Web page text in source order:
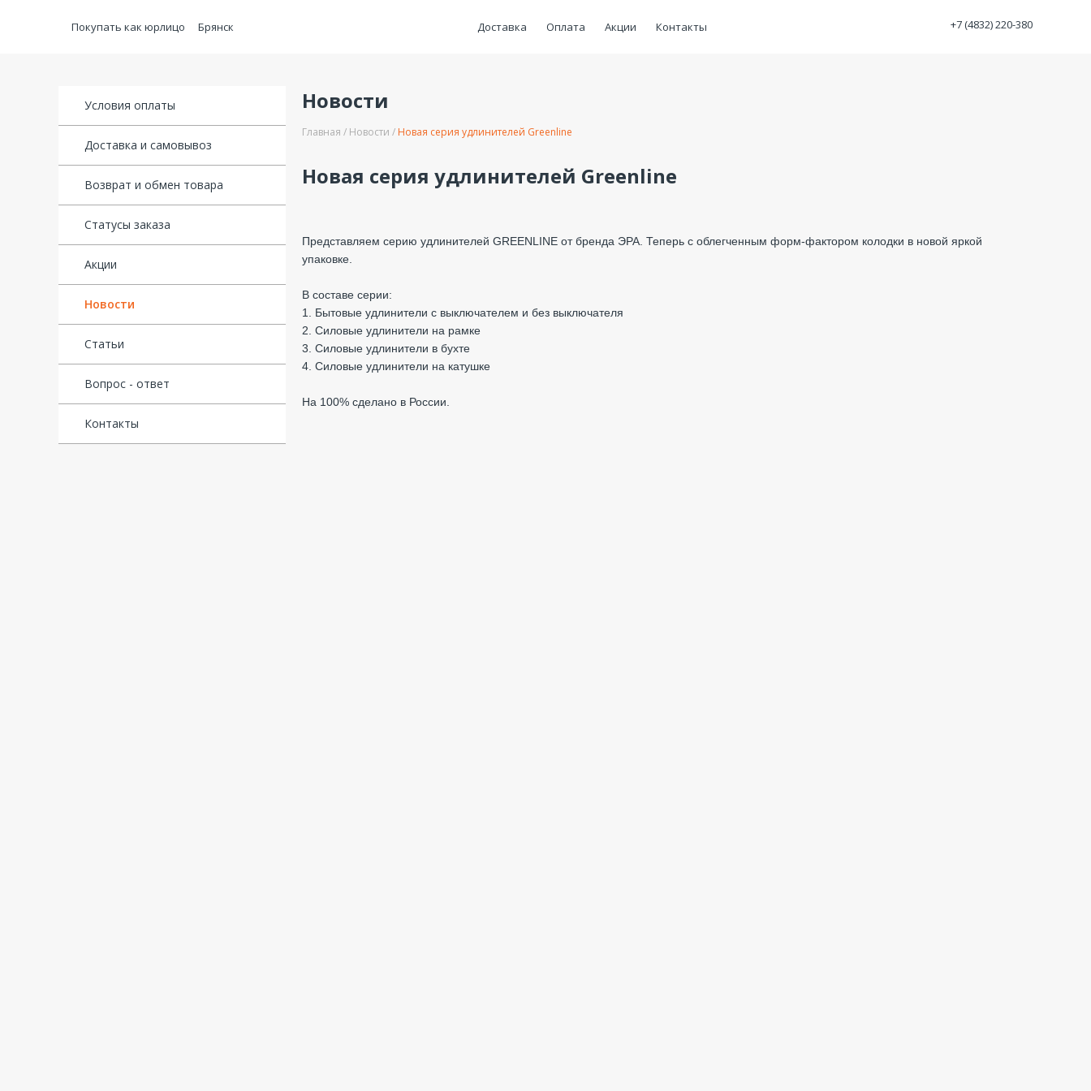
Покупать как юрлицо Брянск Доставка Оплата Акции Контакты +7 (4832) 220-380
Условия оплаты
Доставка и самовывоз
Возврат и обмен товара
Статусы заказа
Акции
Новости
Статьи
Вопрос - ответ
Контакты
Новости
Главная Новости Новая серия удлинителей Greenline
Новая серия удлинителей Greenline
Представляем серию удлинителей GREENLINE от бренда ЭРА. Теперь с облегченным форм-фактором колодки в новой яркой
упаковке.
В составе серии:
1. Бытовые удлинители с выключателем и без выключателя
2. Силовые удлинители на рамке
3. Силовые удлинители в бухте
4. Силовые удлинители на катушке
На 100% сделано в России.